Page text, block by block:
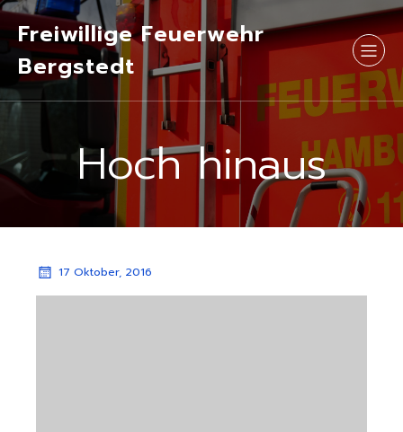
Freiwillige Feuerwehr
Bergstedt
Hoch hinaus
17 Oktober, 2016